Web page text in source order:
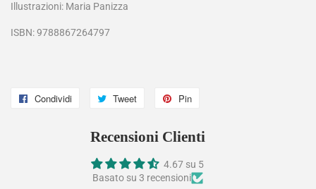
Illustrazioni: Maria Panizza
ISBN: 9788867264797
Condividi
Condividi
Facebook
Tweet
Twitta
Twitter
Pin
Pinterest
Recensioni Clienti
4.67 su 5
Basato su 3 recensioni